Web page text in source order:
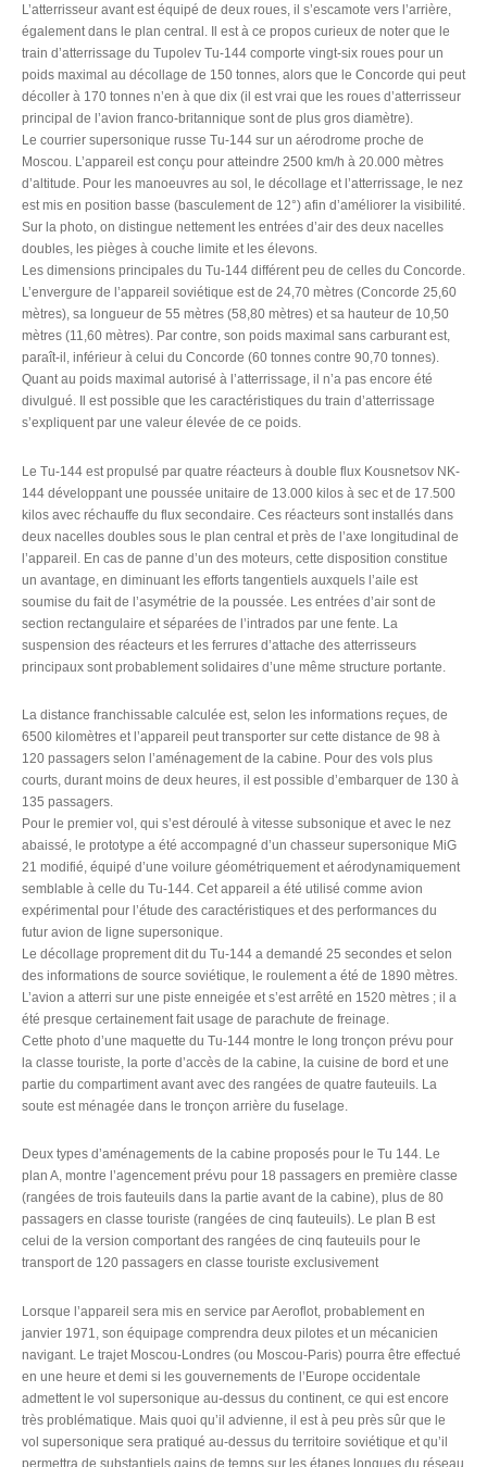
L’atterrisseur avant est équipé de deux roues, il s’escamote vers l’arrière,
également dans le plan central. Il est à ce propos curieux de noter que le
train d’atterrissage du Tupolev Tu-144 comporte vingt-six roues pour un
poids maximal au décollage de 150 tonnes, alors que le Concorde qui peut
décoller à 170 tonnes n’en à que dix (il est vrai que les roues d’atterrisseur
principal de l’avion franco-britannique sont de plus gros diamètre).
Le courrier supersonique russe Tu-144 sur un aérodrome proche de
Moscou. L’appareil est conçu pour atteindre 2500 km/h à 20.000 mètres
d’altitude. Pour les manoeuvres au sol, le décollage et l’atterrissage, le nez
est mis en position basse (basculement de 12°) afin d’améliorer la visibilité.
Sur la photo, on distingue nettement les entrées d’air des deux nacelles
doubles, les pièges à couche limite et les élevons.
Les dimensions principales du Tu-144 différent peu de celles du Concorde.
L’envergure de l’appareil soviétique est de 24,70 mètres (Concorde 25,60
mètres), sa longueur de 55 mètres (58,80 mètres) et sa hauteur de 10,50
mètres (11,60 mètres). Par contre, son poids maximal sans carburant est,
paraît-il, inférieur à celui du Concorde (60 tonnes contre 90,70 tonnes).
Quant au poids maximal autorisé à l’atterrissage, il n’a pas encore été
divulgué. Il est possible que les caractéristiques du train d’atterrissage
s’expliquent par une valeur élevée de ce poids.
Le Tu-144 est propulsé par quatre réacteurs à double flux Kousnetsov NK-
144 développant une poussée unitaire de 13.000 kilos à sec et de 17.500
kilos avec réchauffe du flux secondaire. Ces réacteurs sont installés dans
deux nacelles doubles sous le plan central et près de l’axe longitudinal de
l’appareil. En cas de panne d’un des moteurs, cette disposition constitue
un avantage, en diminuant les efforts tangentiels auxquels l’aile est
soumise du fait de l’asymétrie de la poussée. Les entrées d’air sont de
section rectangulaire et séparées de l’intrados par une fente. La
suspension des réacteurs et les ferrures d’attache des atterrisseurs
principaux sont probablement solidaires d’une même structure portante.
La distance franchissable calculée est, selon les informations reçues, de
6500 kilomètres et l’appareil peut transporter sur cette distance de 98 à
120 passagers selon l’aménagement de la cabine. Pour des vols plus
courts, durant moins de deux heures, il est possible d’embarquer de 130 à
135 passagers.
Pour le premier vol, qui s’est déroulé à vitesse subsonique et avec le nez
abaissé, le prototype a été accompagné d’un chasseur supersonique MiG
21 modifié, équipé d’une voilure géométriquement et aérodynamiquement
semblable à celle du Tu-144. Cet appareil a été utilisé comme avion
expérimental pour l’étude des caractéristiques et des performances du
futur avion de ligne supersonique.
Le décollage proprement dit du Tu-144 a demandé 25 secondes et selon
des informations de source soviétique, le roulement a été de 1890 mètres.
L’avion a atterri sur une piste enneigée et s’est arrêté en 1520 mètres ; il a
été presque certainement fait usage de parachute de freinage.
Cette photo d’une maquette du Tu-144 montre le long tronçon prévu pour
la classe touriste, la porte d’accès de la cabine, la cuisine de bord et une
partie du compartiment avant avec des rangées de quatre fauteuils. La
soute est ménagée dans le tronçon arrière du fuselage.
Deux types d’aménagements de la cabine proposés pour le Tu 144. Le
plan A, montre l’agencement prévu pour 18 passagers en première classe
(rangées de trois fauteuils dans la partie avant de la cabine), plus de 80
passagers en classe touriste (rangées de cinq fauteuils). Le plan B est
celui de la version comportant des rangées de cinq fauteuils pour le
transport de 120 passagers en classe touriste exclusivement
Lorsque l’appareil sera mis en service par Aeroflot, probablement en
janvier 1971, son équipage comprendra deux pilotes et un mécanicien
navigant. Le trajet Moscou-Londres (ou Moscou-Paris) pourra être effectué
en une heure et demi si les gouvernements de l’Europe occidentale
admettent le vol supersonique au-dessus du continent, ce qui est encore
très problématique. Mais quoi qu’il advienne, il est à peu près sûr que le
vol supersonique sera pratiqué au-dessus du territoire soviétique et qu’il
permettra de substantiels gains de temps sur les étapes longues du réseau